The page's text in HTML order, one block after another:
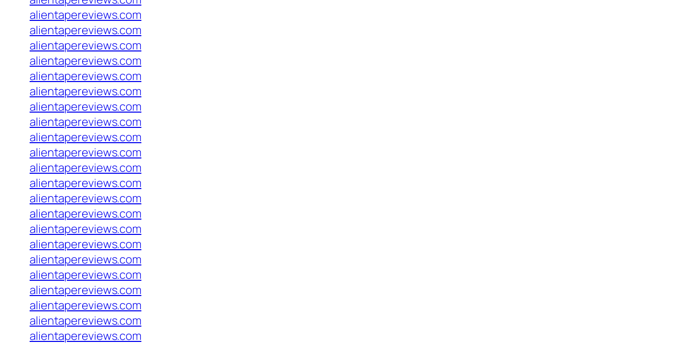
alientapereviews.com
alientapereviews.com
alientapereviews.com
alientapereviews.com
alientapereviews.com
alientapereviews.com
alientapereviews.com
alientapereviews.com
alientapereviews.com
alientapereviews.com
alientapereviews.com
alientapereviews.com
alientapereviews.com
alientapereviews.com
alientapereviews.com
alientapereviews.com
alientapereviews.com
alientapereviews.com
alientapereviews.com
alientapereviews.com
alientapereviews.com
alientapereviews.com